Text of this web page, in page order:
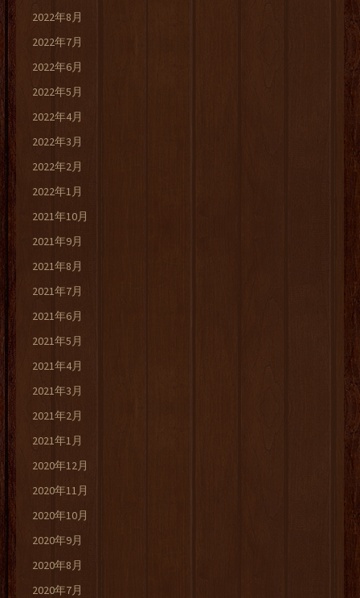
2022年8月
2022年7月
2022年6月
2022年5月
2022年4月
2022年3月
2022年2月
2022年1月
2021年10月
2021年9月
2021年8月
2021年7月
2021年6月
2021年5月
2021年4月
2021年3月
2021年2月
2021年1月
2020年12月
2020年11月
2020年10月
2020年9月
2020年8月
2020年7月